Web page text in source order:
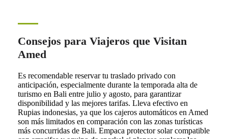
Consejos para Viajeros que Visitan
Amed
Es recomendable reservar tu traslado privado con
anticipación, especialmente durante la temporada alta de
turismo en Bali entre julio y agosto, para garantizar
disponibilidad y las mejores tarifas. Lleva efectivo en
Rupias indonesias, ya que los cajeros automáticos en Amed
son más limitados en comparación con las zonas turísticas
más concurridas de Bali. Empaca protector solar compatible